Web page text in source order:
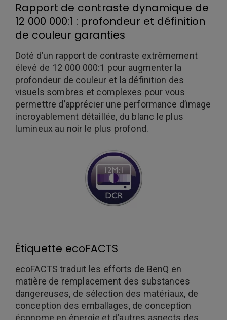
Rapport de contraste dynamique de
12 000 000:1 : profondeur et définition
de couleur garanties
Doté d’un rapport de contraste extrêmement
élevé de 12 000 000:1 pour augmenter la
profondeur de couleur et la définition des
visuels sombres et complexes pour vous
permettre d’apprécier une performance d’image
incroyablement détaillée, du blanc le plus
lumineux au noir le plus profond.
Étiquette ecoFACTS
ecoFACTS traduit les efforts de BenQ en
matière de remplacement des substances
dangereuses, de sélection des matériaux, de
conception des emballages, de conception
économe en énergie et d’autres aspects des